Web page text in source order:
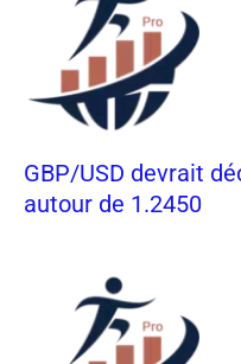
GBP/USD devrait
autour de 1.2450